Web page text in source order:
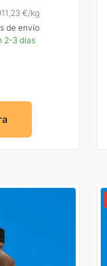
€/kg
de envío
2-3 días